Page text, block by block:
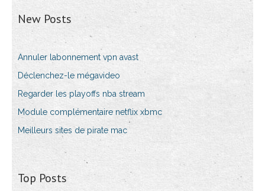
New Posts
Annuler labonnement vpn avast
Déclenchez-le mégavideo
Regarder les playoffs nba stream
Module complémentaire netflix xbmc
Meilleurs sites de pirate mac
Top Posts